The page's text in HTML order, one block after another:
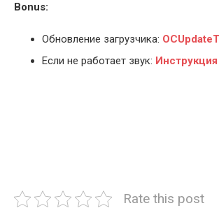
Bonus:
Обновление загрузчика:
Если не работает звук:
Rate this post